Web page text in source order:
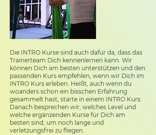
Die INTRO Kurse sind auch dafür da, dass das
Trainerteam Dich kennenlernen kann. Wir
können Dich am besten unterstützen und den
passenden Kurs empfehlen, wenn wir Dich im
INTRO Kurs erleben. Heißt, auch wenn du
woanders schon ein bisschen Erfahrung
gesammelt hast, starte in einem INTRO Kurs.
Danach besprechen wir, welches Level und
welche ergänzenden Kurse für Dich am
besten sind, um noch lange und
verletzungsfrei zu fliegen.